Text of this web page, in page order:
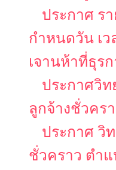
ประกาศ ร
กำหนดวัน เ
เจานห้าที่ธุร
ประกาศวิท
ลูกจ้างชั่วคร
ประกาศ วิ
ชั่วคราว ตำ